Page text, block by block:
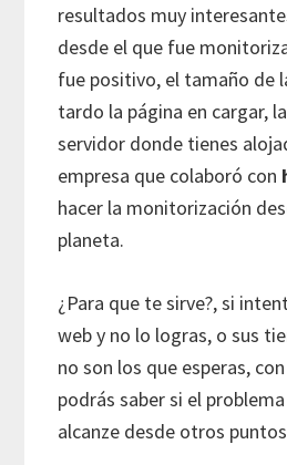
resultados muy
desde el que fue
fue positivo, el tamaño de
tardo la página en cargar,
servidor donde tienes
empresa que colaboró con
hacer la monitorización
planeta.
¿Para que te sirve?, si
web y no lo logras, o sus
no son los que esperas,
podrás saber si el
alcanze desde otros